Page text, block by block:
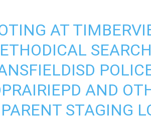
AT
AND
STAGING